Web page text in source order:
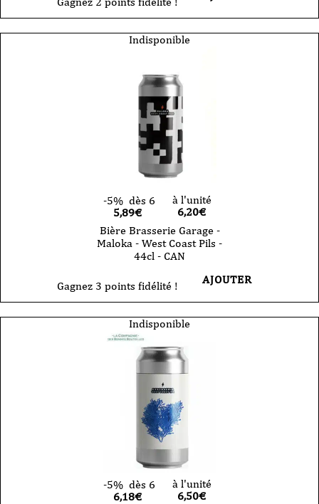
Indisponible
-5% dès 6
5,89€
à l'unité
6,20€
Bière Brasserie Garage -
Maloka - West Coast Pils -
44cl - CAN
Gagnez 3 points fidélité ! AJOUTER
Indisponible
-5% dès 6
6,18€
à l'unité
6,50€